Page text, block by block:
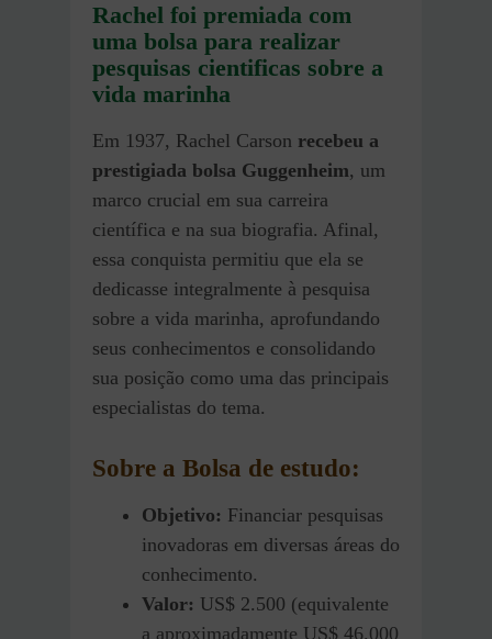
Rachel foi premiada com
uma bolsa para realizar
pesquisas cientificas sobre a
vida marinha
Em 1937, Rachel Carson recebeu a
prestigiada bolsa Guggenheim, um
marco crucial em sua carreira
científica e na sua biografia. Afinal,
essa conquista permitiu que ela se
dedicasse integralmente à pesquisa
sobre a vida marinha, aprofundando
seus conhecimentos e consolidando
sua posição como uma das principais
especialistas do tema.
Sobre a Bolsa de estudo:
Objetivo: Financiar pesquisas
inovadoras em diversas áreas do
conhecimento.
Valor: US$ 2.500 (equivalente
a aproximadamente US$ 46.000